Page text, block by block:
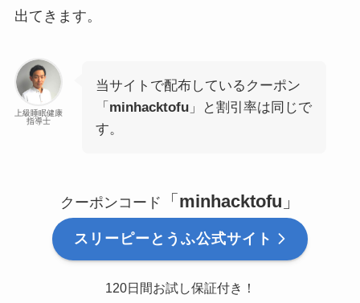
出てきます。
上級睡眠健康
指導士
当サイトで配布しているクーポン
「 minhacktofu」と割引率は同じで
す。
クーポンコード 「 minhacktofu 」
スリーピーとうふ公式サイト
120日間お試し保証付き！